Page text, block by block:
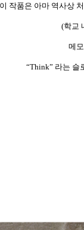
이 작품은 아마 역사상
(학교
메
“Think” 라는 슬